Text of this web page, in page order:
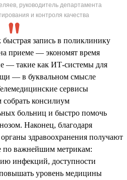
руководитель департамента
и контроля качества
запись в поликлинику
приеме — экономят время
— такие как ИТ-системы для
— в буквальном смысле
сервисы
собрать консилиум
больниц и быстро помочь
Наконец, благодаря
здравоохранения получают
по важнейшим метрикам:
инфекций, доступности
уровень медицины